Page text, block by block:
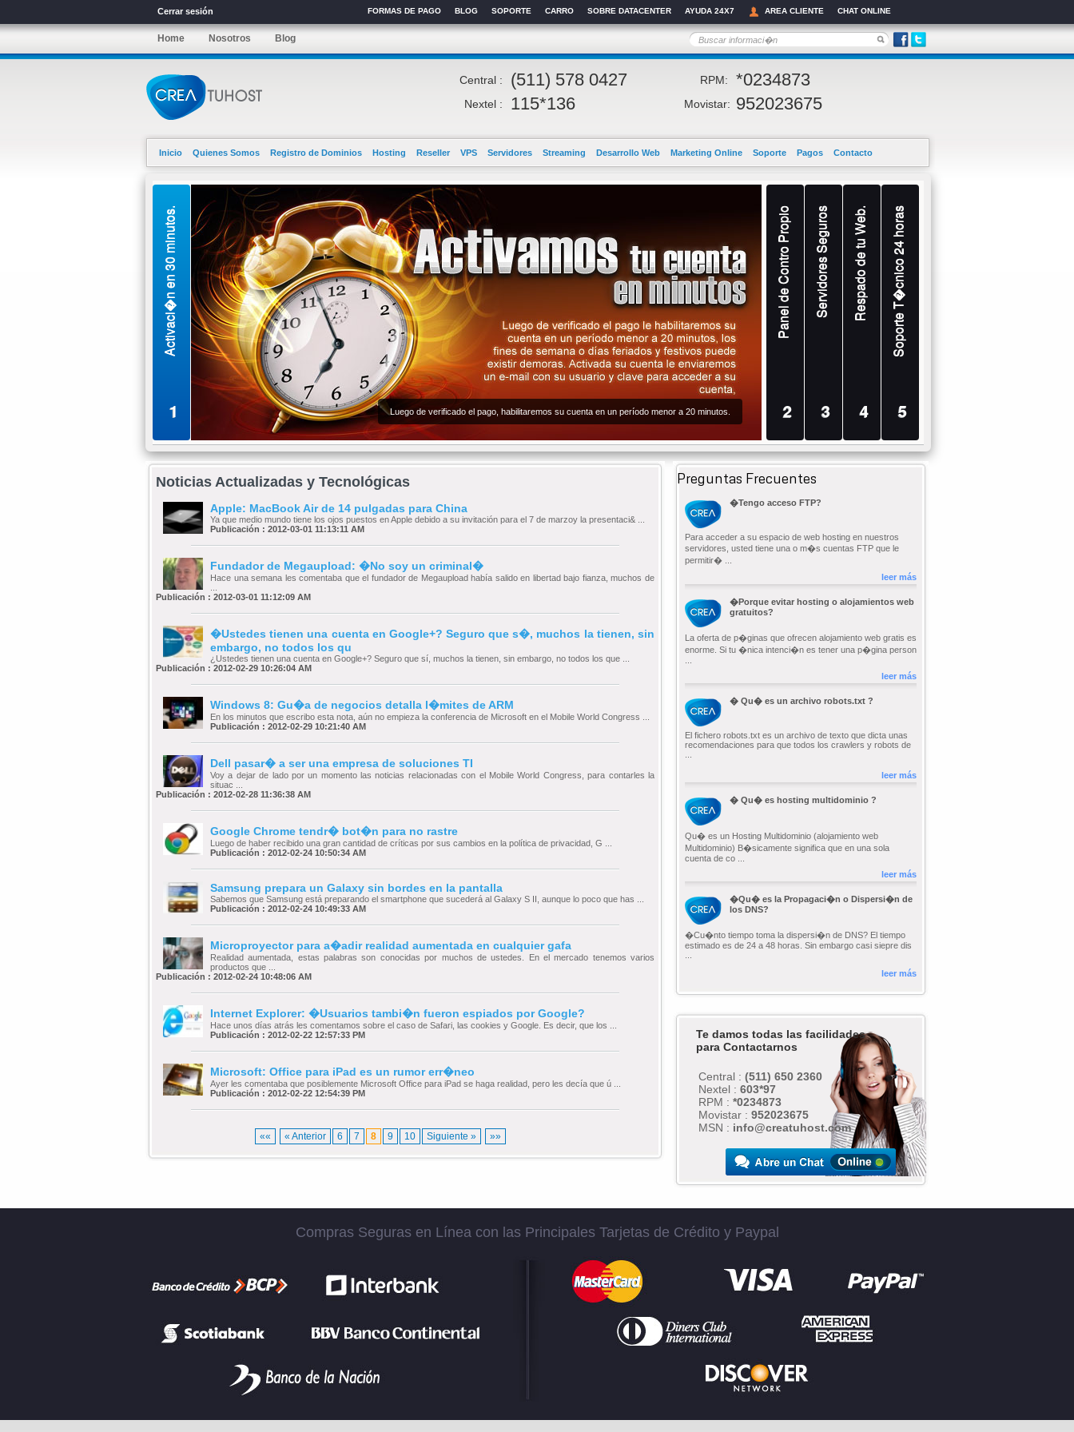
Cerrar sesión FORMAS DE PAGO BLOG SOPORTE CARRO SOBRE DATACENTER AYUDA 24X7 AREA CLIENTE CHAT ONLINE
Home Nosotros Blog
Central : (511) 578 0427
Nextel : 115*136
RPM: *0234873
Movistar: 952023675
Inicio Quienes Somos Registro de Dominios Hosting Reseller VPS Servidores Streaming Desarrollo Web Marketing Online Soporte Pagos Contacto
Activaci�n en 30 minutos.
1 Luego de verificado el pago, habilitaremos su cuenta en un período menor a 20 minutos.
Panel de Contro Propio
2
Servidores Seguros
3
Respado de tu Web.
4
Soporte T�cnico 24 horas
5
Noticias Actualizadas y Tecnológicas
Apple: MacBook Air de 14 pulgadas para China
Ya que medio mundo tiene los ojos puestos en Apple debido a su invitación para el 7 de marzoy la presentaci& ...
Publicación : 2012-03-01 11:13:11 AM
Fundador de Megaupload: �No soy un criminal�
Hace una semana les comentaba que el fundador de Megaupload había salido en libertad bajo fianza, muchos de
Publicación : 2012-03-01 11:12:09 AM
�Ustedes tienen una cuenta en Google+? Seguro que s�, muchos la tienen, sin
embargo, no todos los qu
¿Ustedes tienen una cuenta en Google+? Seguro que sí, muchos la tienen, sin embargo, no todos los que ...
Publicación : 2012-02-29 10:26:04 AM
Windows 8: Gu�a de negocios detalla l�mites de ARM
En los minutos que escribo esta nota, aún no empieza la conferencia de Microsoft en el Mobile World Congress ...
Publicación : 2012-02-29 10:21:40 AM
Dell pasar� a ser una empresa de soluciones TI
Voy a dejar de lado por un momento las noticias relacionadas con el Mobile World Congress, para contarles la
situac ...
Publicación : 2012-02-28 11:36:38 AM
Google Chrome tendr� bot�n para no rastre
Luego de haber recibido una gran cantidad de críticas por sus cambios en la política de privacidad, G ...
Publicación : 2012-02-24 10:50:34 AM
Samsung prepara un Galaxy sin bordes en la pantalla
Sabemos que Samsung está preparando el smartphone que sucederá al Galaxy S II, aunque lo poco que has ...
Publicación : 2012-02-24 10:49:33 AM
Microproyector para a�adir realidad aumentada en cualquier gafa
Realidad aumentada, estas palabras son conocidas por muchos de ustedes. En el mercado tenemos varios
productos que ...
Publicación : 2012-02-24 10:48:06 AM
Internet Explorer: �Usuarios tambi�n fueron espiados por Google?
Hace unos días atrás les comentamos sobre el caso de Safari, las cookies y Google. Es decir, que los ...
Publicación : 2012-02-22 12:57:33 PM
Microsoft: Office para iPad es un rumor err�neo
Ayer les comentaba que posiblemente Microsoft Office para iPad se haga realidad, pero les decía que ú ...
Publicación : 2012-02-22 12:54:39 PM
«« « Anterior 6 7 8 9 10 Siguiente » »»
Preguntas Frecuentes
�Tengo acceso FTP?
Para acceder a su espacio de web hosting en nuestros
servidores, usted tiene una o m�s cuentas FTP que le
permitir� ...
leer más
�Porque evitar hosting o alojamientos web
gratuitos?
La oferta de p�ginas que ofrecen alojamiento web gratis es
enorme. Si tu �nica intenci�n es tener una p�gina person
leer más
� Qu� es un archivo robots.txt ?
El fichero robots.txt es un archivo de texto que dicta unas
recomendaciones para que todos los crawlers y robots de
leer más
� Qu� es hosting multidominio ?
Qu� es un Hosting Multidominio (alojamiento web
Multidominio) B�sicamente significa que en una sola
cuenta de co ...
leer más
�Qu� es la Propagaci�n o Dispersi�n de
los DNS?
�Cu�nto tiempo toma la dispersi�n de DNS? El tiempo
estimado es de 24 a 48 horas. Sin embargo casi siepre dis
leer más
Te damos todas las facilidades
para Contactarnos
Central : (511) 650 2360
Nextel : 603*97
RPM : *0234873
Movistar : 952023675
MSN : info@creatuhost.com
Compras Seguras en Línea con las Principales Tarjetas de Crédito y Paypal